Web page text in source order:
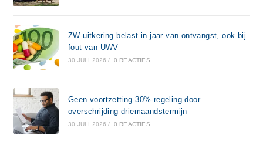
ZW-uitkering belast in jaar van ontvangst, ook bij
fout van UWV
30 JULI 2026 / 0 REACTIES
Geen voortzetting 30%-regeling door
overschrijding driemaandstermijn
30 JULI 2026 / 0 REACTIES